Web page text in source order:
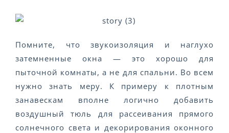
Помните, что звукоизоляция и наглухо
затемненные окна — это хорошо для
пыточной комнаты, а не для спальни. Во всем
нужно знать меру. К примеру к плотным
занавескам вполне логично добавить
воздушный тюль для рассеивания прямого
солнечного света и декорирования оконного